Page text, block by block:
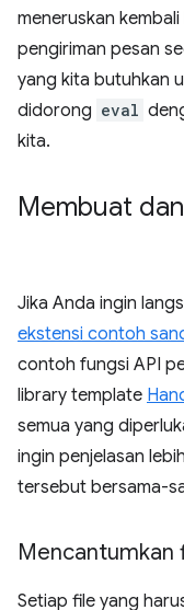
meneruskan
pengiriman pesan
yang kita butuhkan
didorong eval
kita.
Membuat
Jika Anda ingin
ekstensi contoh
contoh fungsi API
library template
semua yang
ingin penjelasan
tersebut bersama-
Mencantumkan
Setiap file yang